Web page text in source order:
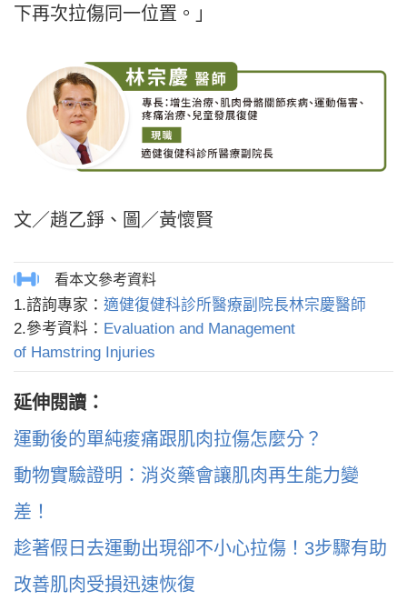
下再次拉傷同一位置。」
文／趙乙錚、圖／黃懷賢
1.諮詢專家： 適健復健科診所醫療副院長林宗慶醫師
2.參考資料： Evaluation and Management
of Hamstring Injuries
延伸閱讀：
運動後的單純痠痛跟肌肉拉傷怎麼分？
動物實驗證明：消炎藥會讓肌肉再生能力變
差！
趁著假日去運動出現卻不小心拉傷！3步驟有助
改善肌肉受損迅速恢復